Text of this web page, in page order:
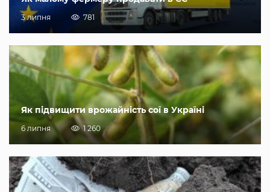
3 липня 781
Як підвищити врожайність сої в Україні
6 липня 1 260